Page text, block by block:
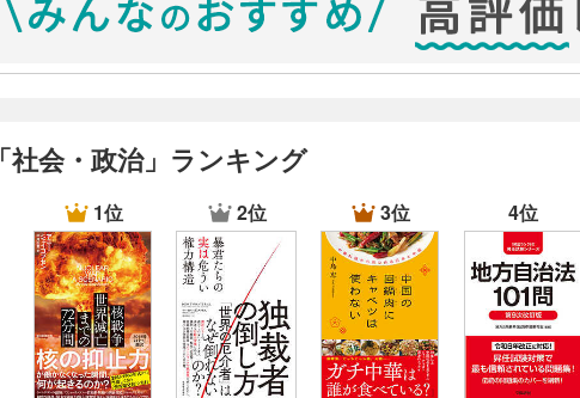
「社会・政治」ランキング
1位 2位 3位 4位